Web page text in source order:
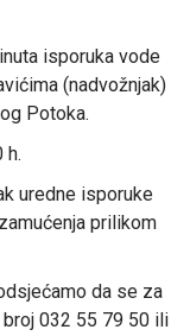
isporuka vode
(nadvožnjak)
Potoka.
h.
uredne isporuke
prilikom
da se za
032 55 79 50 ili